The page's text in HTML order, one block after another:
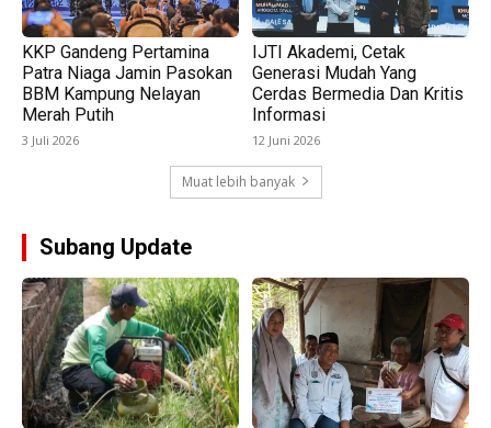
KKP Gandeng Pertamina
Patra Niaga Jamin Pasokan
BBM Kampung Nelayan
Merah Putih
3 Juli 2026
IJTI Akademi, Cetak
Generasi Mudah Yang
Cerdas Bermedia Dan Kritis
Informasi
12 Juni 2026
Muat lebih banyak
Subang Update